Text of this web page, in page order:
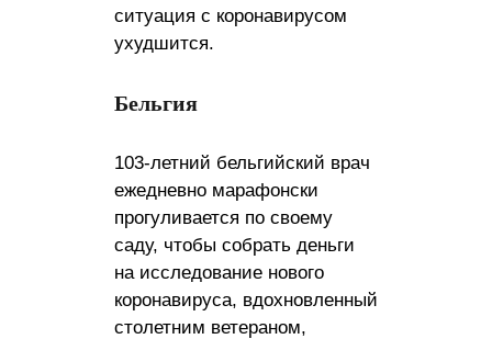
ситуация с коронавирусом
ухудшится.
Бельгия
103-летний бельгийский врач
ежедневно марафонски
прогуливается по своему
саду, чтобы собрать деньги
на исследование нового
коронавируса, вдохновленный
столетним ветераном,